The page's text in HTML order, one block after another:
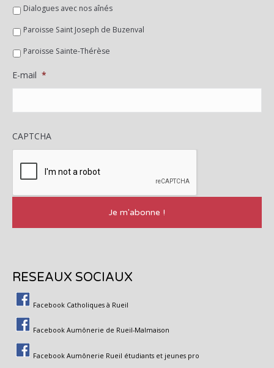
Dialogues avec nos aînés
Paroisse Saint Joseph de Buzenval
Paroisse Sainte-Thérèse
E-mail *
CAPTCHA
RESEAUX SOCIAUX
Facebook Catholiques à Rueil
Facebook Aumônerie de Rueil-Malmaison
Facebook Aumônerie Rueil étudiants et jeunes pro